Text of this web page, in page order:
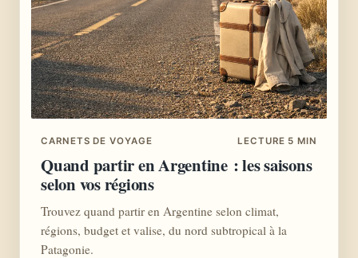
CARNETS DE VOYAGE LECTURE 5 MIN
Quand partir en Argentine : les saisons
selon vos régions
Trouvez quand partir en Argentine selon climat,
régions, budget et valise, du nord subtropical à la
Patagonie.